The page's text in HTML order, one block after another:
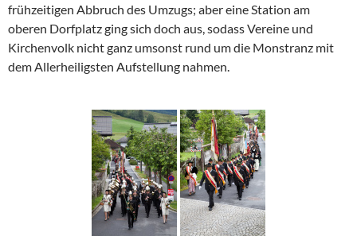
frühzeitigen Abbruch des Umzugs; aber eine Station am
oberen Dorfplatz ging sich doch aus, sodass Vereine und
Kirchenvolk nicht ganz umsonst rund um die Monstranz mit
dem Allerheiligsten Aufstellung nahmen.